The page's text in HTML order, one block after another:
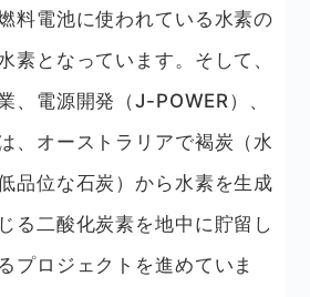
料電池に使われている水素の
素となっています。そして、
、電源開発（J-POWER）、
、オーストラリアで褐炭（水
品位な石炭）から水素を生成
る二酸化炭素を地中に貯留し
プロジェクトを進めていま